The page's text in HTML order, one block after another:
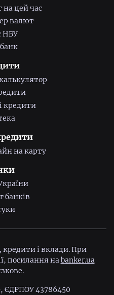
на цей час
валют
НБУ
кредити
на карту
банків
і вклади. При
посилання наbanker.ua
43786450